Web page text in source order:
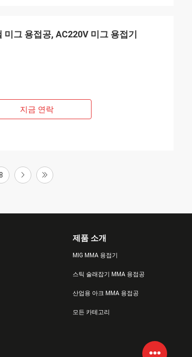
그 용접공, AC220V 미그 용접기
지금 연락
제품 소개
MIG MMA 용접기
스틱 술래잡기 MMA 용접공
산업용 아크 MMA 용접공
모든 카테고리